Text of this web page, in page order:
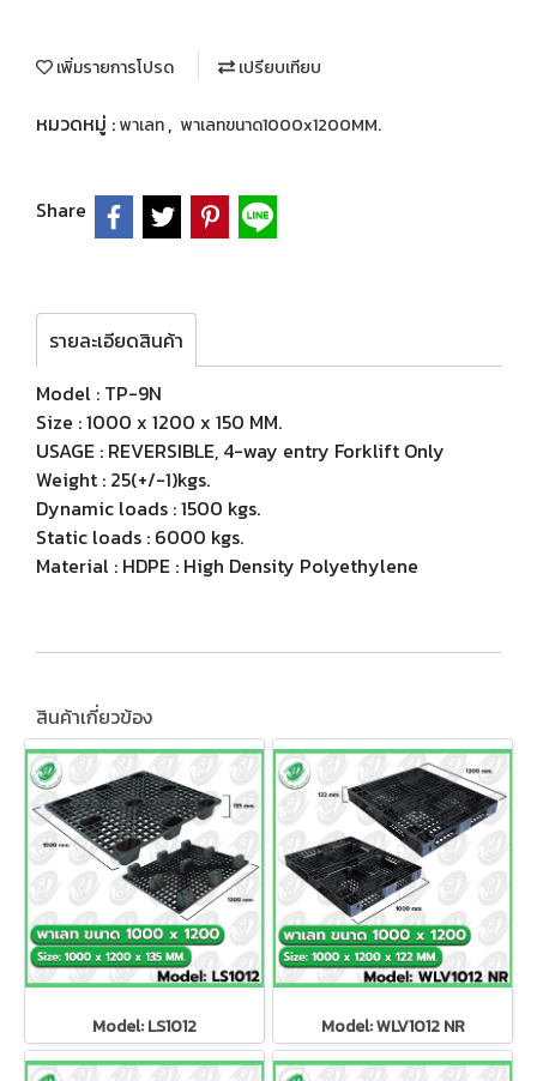
เพิ่มรายการโปรด เปรียบเทียบ
หมวดหมู่ :พาเลท, พาเลทขนาด1000x1200MM.
Share
รายละเอียดสินค้า
Model : TP-9N
Size : 1000 x 1200 x 150 MM.
USAGE : REVERSIBLE, 4-way entry Forklift Only
Weight : 25(+/-1)kgs.
Dynamic loads : 1500 kgs.
Static loads : 6000 kgs.
Material : HDPE : High Density Polyethylene
สินค้าเกี่ยวข้อง
Model: LS1012 Model: WLV1012 NR